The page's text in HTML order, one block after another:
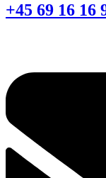
+45 69 16 16